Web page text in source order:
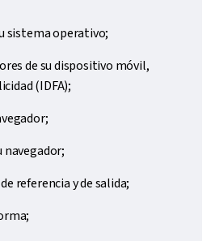
sistema operativo;
de su dispositivo móvil,
(IDFA);
navegador;
referencia y de salida;